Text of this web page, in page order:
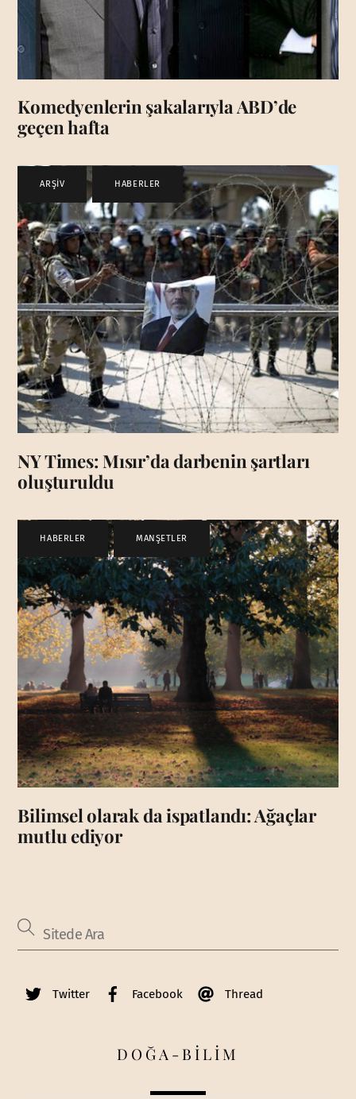
Komedyenlerin şakalarıyla ABD’de
geçen hafta
ARŞİV , HABERLER
NY Times: Mısır’da darbenin şartları
oluşturuldu
HABERLER , MANŞETLER
Bilimsel olarak da ispatlandı: Ağaçlar
mutlu ediyor
Twitter Facebook Thread
DOĞA-BİLİM